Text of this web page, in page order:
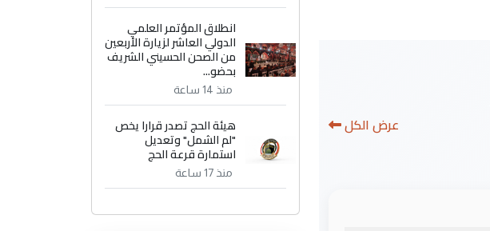
عرض الكل
انطلاق المؤتمر العلمي
الدولي العاشر لزيارة الأربعين
من الصحن الحسيني الشريف
بحضو...
منذ 14 ساعة
هيئة الحج تصدر قرارا يخص
"لم الشمل" وتعديل
استمارة قرعة الحج
منذ 17 ساعة